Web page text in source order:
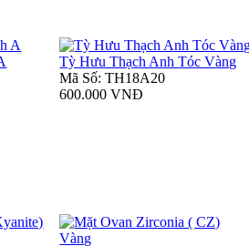
Tỳ Hưu Thạch Anh Tóc Vàng
Mã Số: TH18A20
600.000 VNĐ